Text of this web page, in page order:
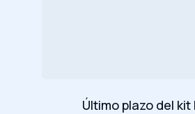
Último plazo del kit